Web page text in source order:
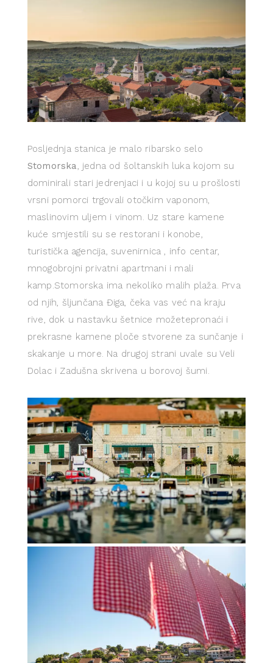
Posljednja stanica je malo ribarsko selo
Stomorska, jedna od šoltanskih luka kojom su
dominirali stari jedrenjaci i u kojoj su u prošlosti
vrsni pomorci trgovali otočkim vaponom,
maslinovim uljem i vinom. Uz stare kamene
kuće smjestili su se restorani i konobe,
turistička agencija, suvenirnica , info centar,
mnogobrojni privatni apartmani i mali
kamp.Stomorska ima nekoliko malih plaža. Prva
od njih, šljunčana Điga, čeka vas već na kraju
rive, dok u nastavku šetnice možetepronaći i
prekrasne kamene ploče stvorene za sunčanje i
skakanje u more. Na drugoj strani uvale su Veli
Dolac i Zadušna skrivena u borovoj šumi.